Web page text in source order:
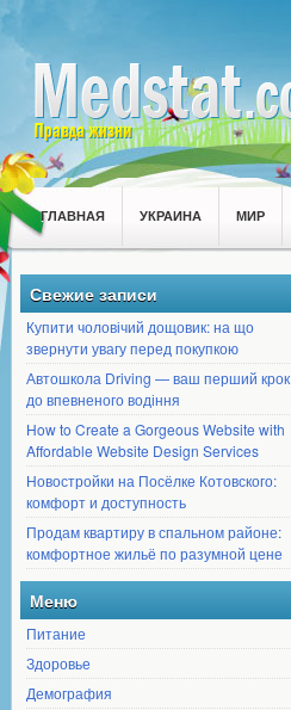
ГЛАВНАЯ УКРАИНА МИР
Свежие записи
Купити чоловічий дощовик: на що
звернути увагу перед покупкою
Автошкола Driving — ваш перший крок
до впевненого водіння
How to Create a Gorgeous Website with
Affordable Website Design Services
Новостройки на Посёлке Котовского:
комфорт и доступность
Продам квартиру в спальном районе:
комфортное жильё по разумной цене
Меню
Питание
Здоровье
Демография